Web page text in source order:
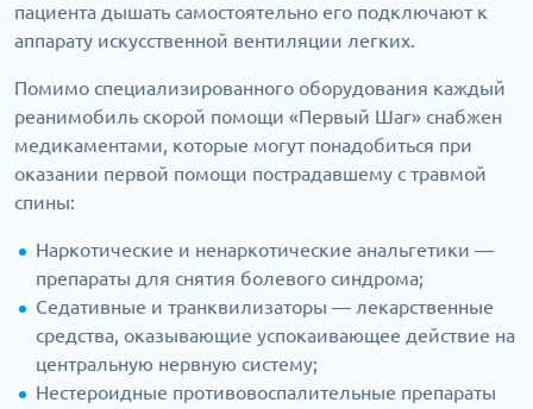
пациента дышать самостоятельно его подключают к
аппарату искусственной вентиляции легких.
Помимо специализированного оборудования каждый
реанимобиль скорой помощи «Первый Шаг» снабжен
медикаментами, которые могут понадобиться при
оказании первой помощи пострадавшему с травмой
спины:
Наркотические и ненаркотические анальгетики —
препараты для снятия болевого синдрома;
Седативные и транквилизаторы — лекарственные
средства, оказывающие успокаивающее действие на
центральную нервную систему;
Нестероидные противовоспалительные препараты